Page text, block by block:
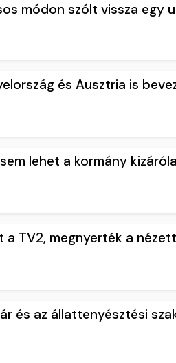
módon szólt vissza egy
és Ausztria is
lehet a kormány
TV2, megnyerték a
és az állattenyésztési